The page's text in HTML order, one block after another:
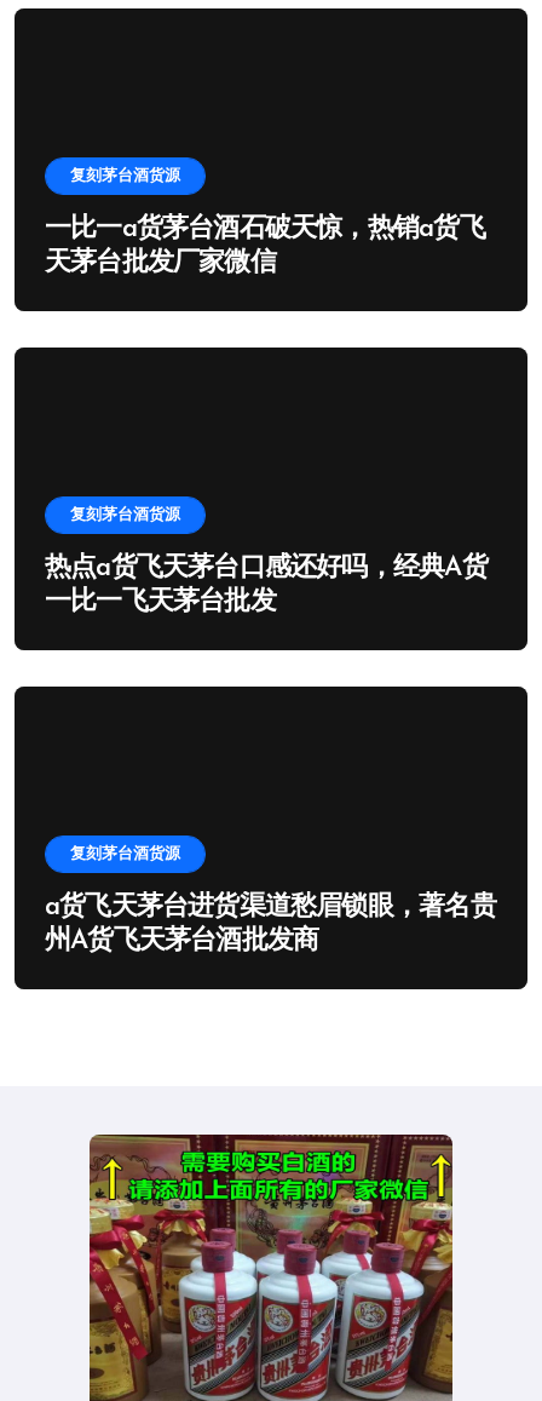
复刻茅台酒货源
一比一a货茅台酒石破天惊，热销a货飞
天茅台批发厂家微信
复刻茅台酒货源
热点a货飞天茅台口感还好吗，经典A货
一比一飞天茅台批发
复刻茅台酒货源
a货飞天茅台进货渠道愁眉锁眼，著名贵
州A货飞天茅台酒批发商